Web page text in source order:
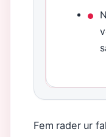
Fem rader ur